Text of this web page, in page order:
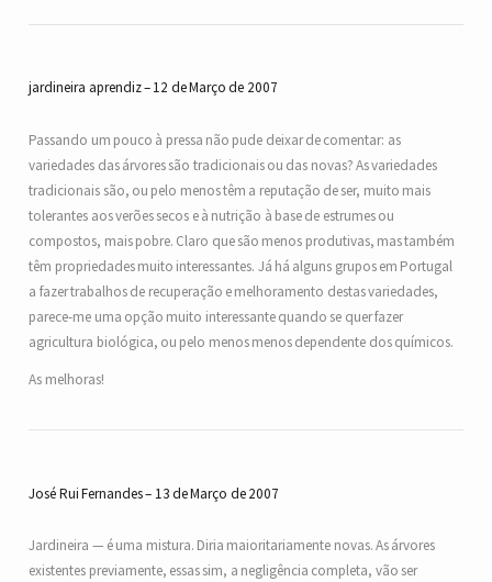
jardineira aprendiz 12 de Março de 2007
Passando um pouco à pressa não pude deixar de comentar: as
variedades das árvores são tradicionais ou das novas? As variedades
tradicionais são, ou pelo menos têm a reputação de ser, muito mais
tolerantes aos verões secos e à nutrição à base de estrumes ou
compostos, mais pobre. Claro que são menos produtivas, mas também
têm propriedades muito interessantes. Já há alguns grupos em Portugal
a fazer trabalhos de recuperação e melhoramento destas variedades,
parece-me uma opção muito interessante quando se quer fazer
agricultura biológica, ou pelo menos menos dependente dos químicos.
As melhoras!
José Rui Fernandes 13 de Março de 2007
Jardineira — é uma mistura. Diria maioritariamente novas. As árvores
existentes previamente, essas sim, a negligência completa, vão ser